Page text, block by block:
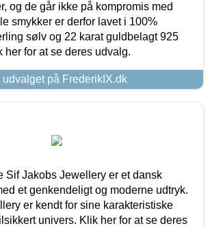
og de går ikke på kompromis med
smykker er derfor lavet i 100%
sølv og 22 karat guldbelagt 925
her for at se deres udvalg.
udvalget på FrederikIX.dk
Sif Jakobs Jewellery er et dansk
et genkendeligt og moderne udtryk.
er kendt for sine karakteristiske
univers. Klik her for at se deres